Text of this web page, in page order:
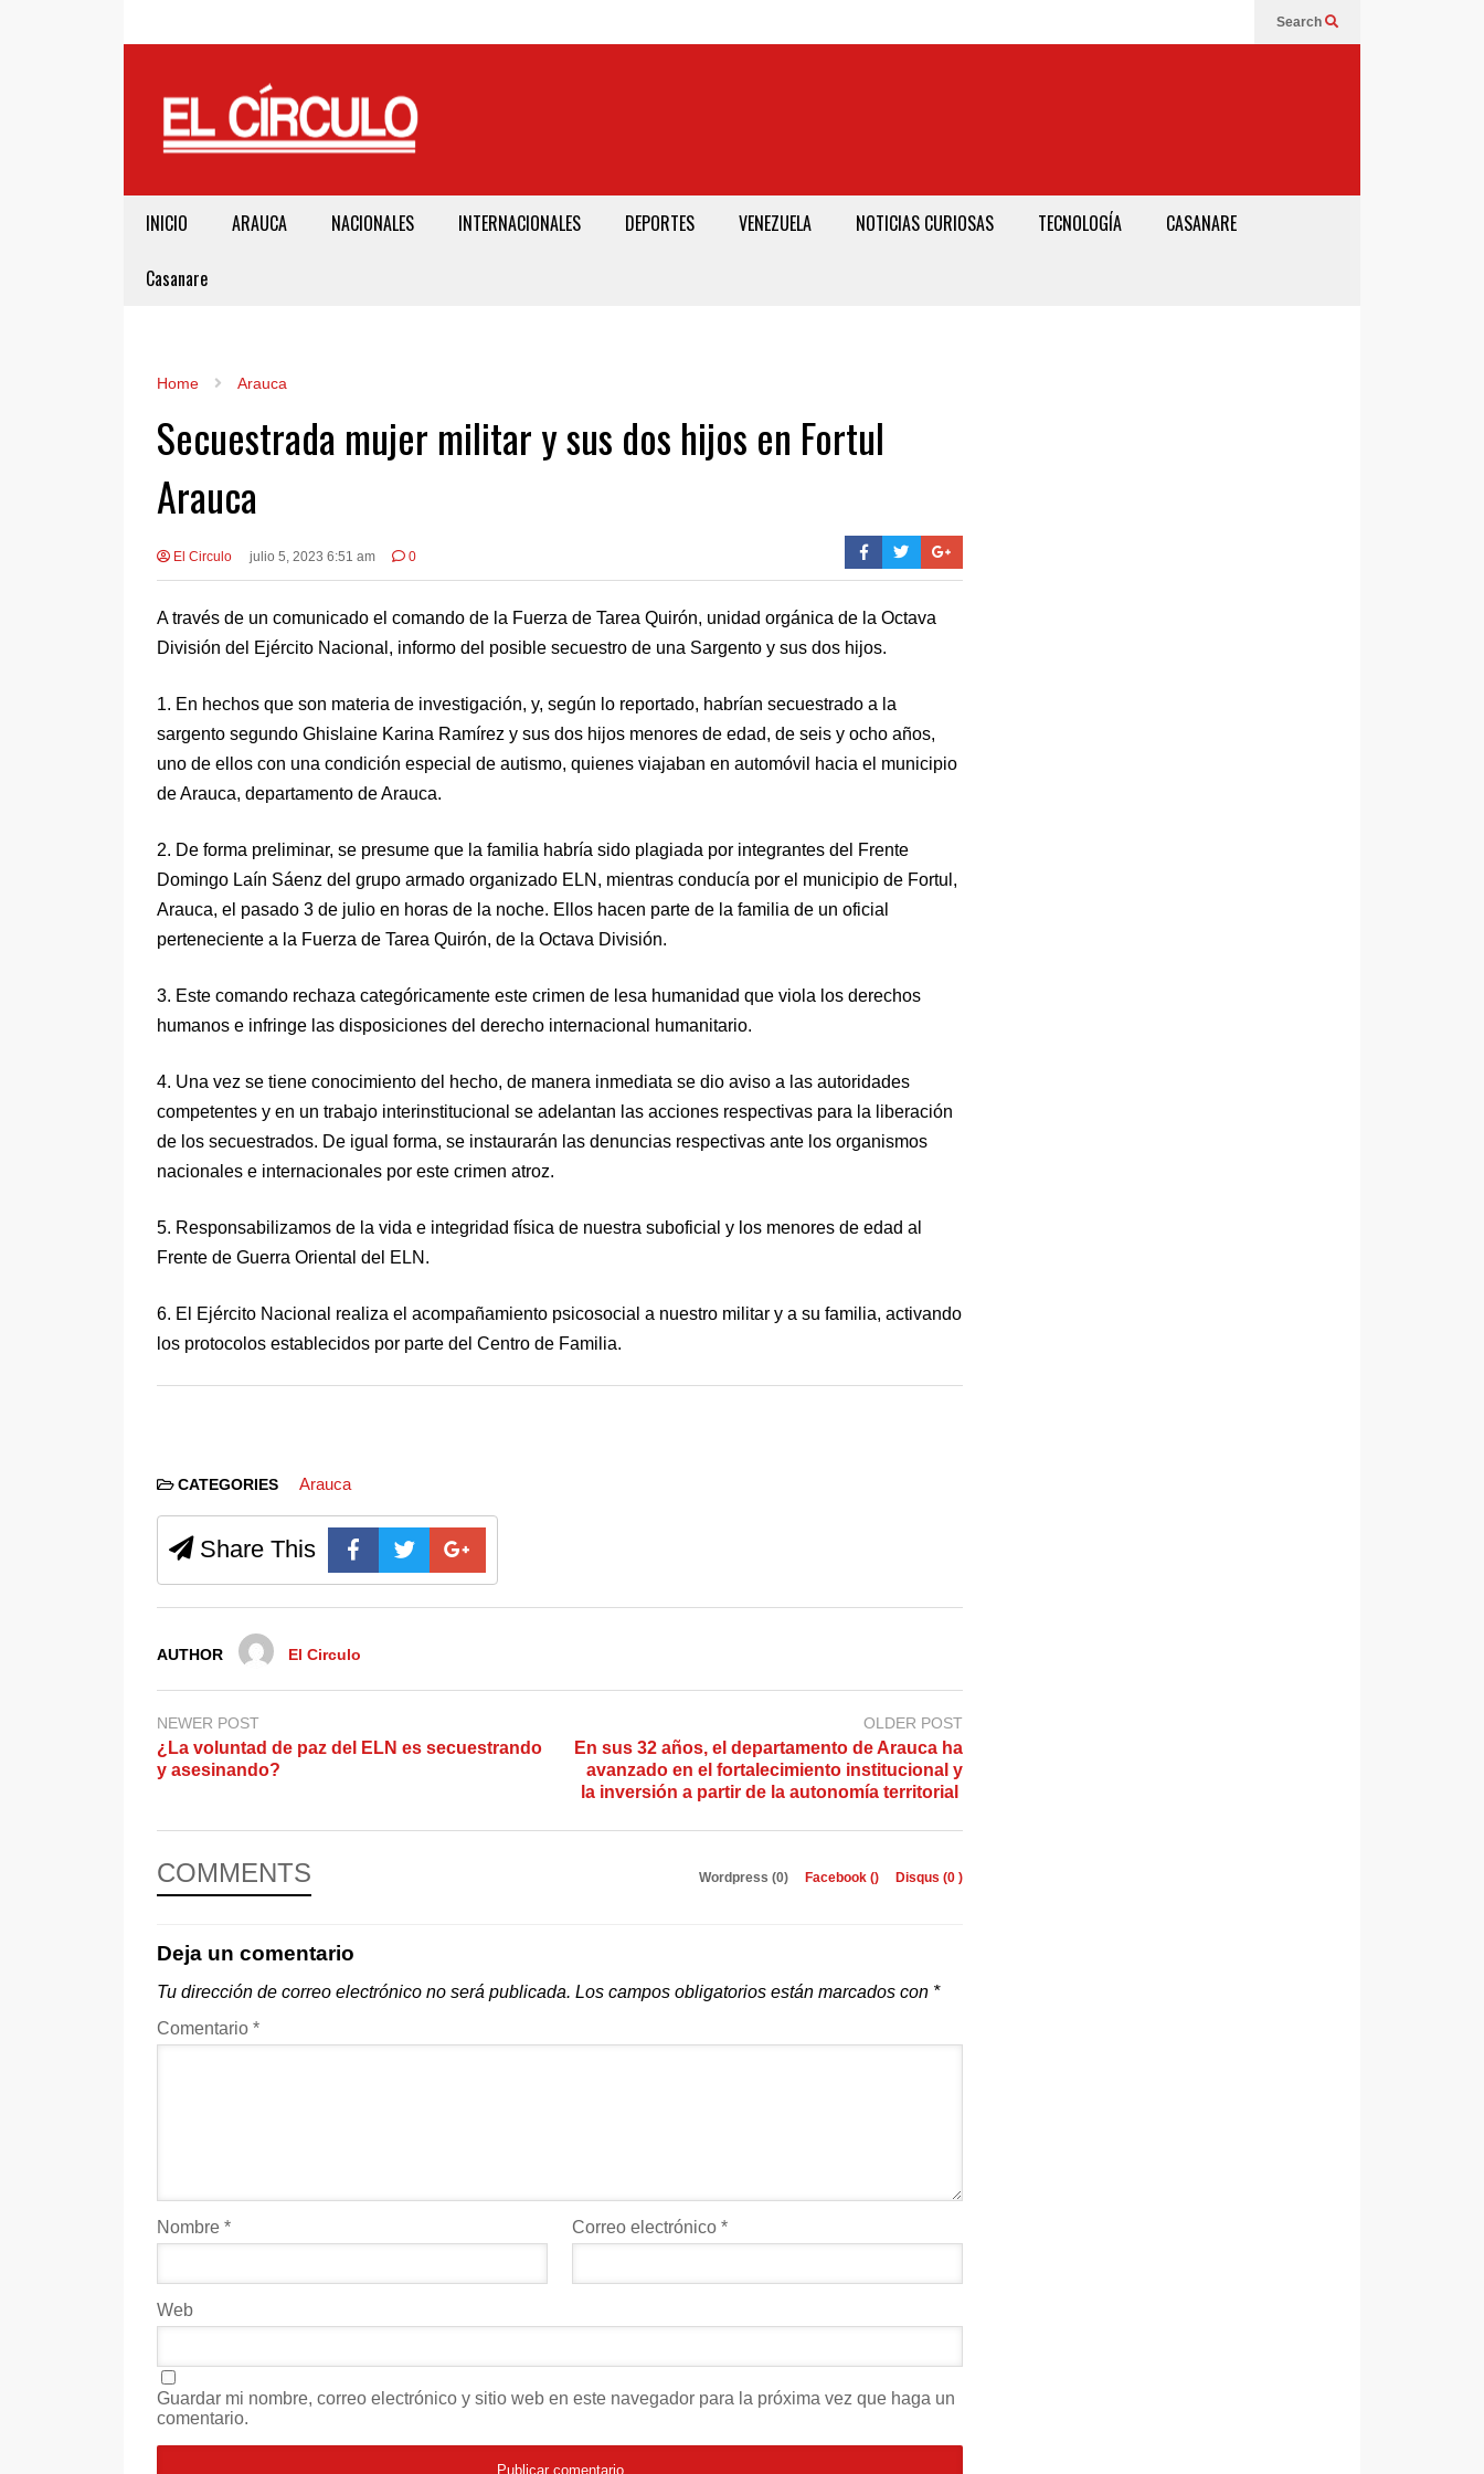
Search
INICIO ARAUCA NACIONALES INTERNACIONALES DEPORTES VENEZUELA NOTICIAS CURIOSAS TECNOLOGÍA CASANARE
Casanare
Home Arauca
Secuestrada mujer militar y sus dos hijos en Fortul
Arauca
El Circulo julio 5, 2023 6:51 am 0
A través de un comunicado el comando de la Fuerza de Tarea Quirón, unidad orgánica de la Octava
División del Ejército Nacional, informo del posible secuestro de una Sargento y sus dos hijos.
1. En hechos que son materia de investigación, y, según lo reportado, habrían secuestrado a la
sargento segundo Ghislaine Karina Ramírez y sus dos hijos menores de edad, de seis y ocho años,
uno de ellos con una condición especial de autismo, quienes viajaban en automóvil hacia el municipio
de Arauca, departamento de Arauca.
2. De forma preliminar, se presume que la familia habría sido plagiada por integrantes del Frente
Domingo Laín Sáenz del grupo armado organizado ELN, mientras conducía por el municipio de Fortul,
Arauca, el pasado 3 de julio en horas de la noche. Ellos hacen parte de la familia de un oficial
perteneciente a la Fuerza de Tarea Quirón, de la Octava División.
3. Este comando rechaza categóricamente este crimen de lesa humanidad que viola los derechos
humanos e infringe las disposiciones del derecho internacional humanitario.
4. Una vez se tiene conocimiento del hecho, de manera inmediata se dio aviso a las autoridades
competentes y en un trabajo interinstitucional se adelantan las acciones respectivas para la liberación
de los secuestrados. De igual forma, se instaurarán las denuncias respectivas ante los organismos
nacionales e internacionales por este crimen atroz.
5. Responsabilizamos de la vida e integridad física de nuestra suboficial y los menores de edad al
Frente de Guerra Oriental del ELN.
6. El Ejército Nacional realiza el acompañamiento psicosocial a nuestro militar y a su familia, activando
los protocolos establecidos por parte del Centro de Familia.
CATEGORIES Arauca
Share This
AUTHOR El Circulo
NEWER POST
¿La voluntad de paz del ELN es secuestrando
y asesinando?
OLDER POST
En sus 32 años, el departamento de Arauca ha
avanzado en el fortalecimiento institucional y
la inversión a partir de la autonomía territorial ​
COMMENTS Wordpress (0) Facebook () Disqus (0 )
Deja un comentario
Tu dirección de correo electrónico no será publicada. Los campos obligatorios están marcados con *
Comentario *
Nombre * Correo electrónico *
Web
Guardar mi nombre, correo electrónico y sitio web en este navegador para la próxima vez que haga un
comentario.